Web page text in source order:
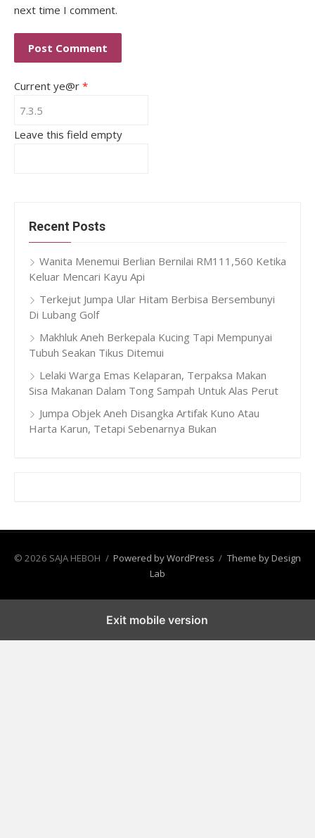
next time I comment.
Current ye@r *
Leave this field empty
Recent Posts
Wanita Menemui Berlian Bernilai RM111,560 Ketika
Keluar Mencari Kayu Api
Terkejut Jumpa Ular Hitam Berbisa Bersembunyi
Di Lubang Golf
Makhluk Aneh Berkepala Kucing Tapi Mempunyai
Tubuh Seakan Tikus Ditemui
Lelaki Warga Emas Kelaparan, Terpaksa Makan
Sisa Makanan Dalam Tong Sampah Untuk Alas Perut
Jumpa Objek Aneh Disangka Artifak Kuno Atau
Harta Karun, Tetapi Sebenarnya Bukan
© 2026 SAJA HEBOH / Powered by WordPress / Theme by Design
Lab
Exit mobile version